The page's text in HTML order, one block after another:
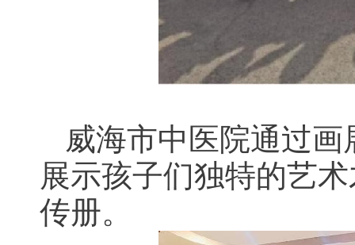
威海市中医院通过
展示孩子们独特的艺
传册。